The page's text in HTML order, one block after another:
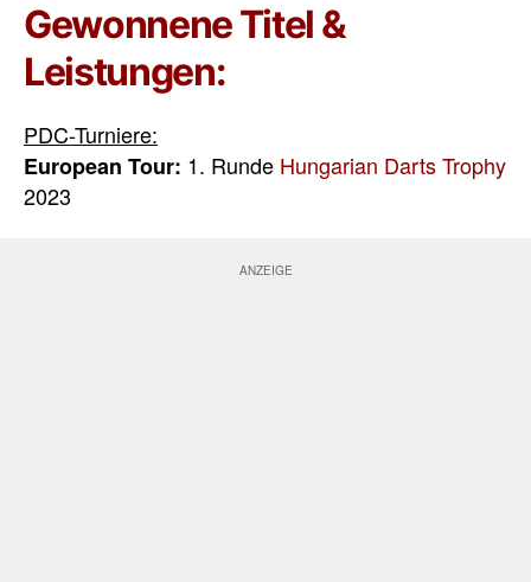
Gewonnene Titel &
Leistungen:
PDC-Turniere:
European Tour: 1. Runde Hungarian Darts Trophy
2023